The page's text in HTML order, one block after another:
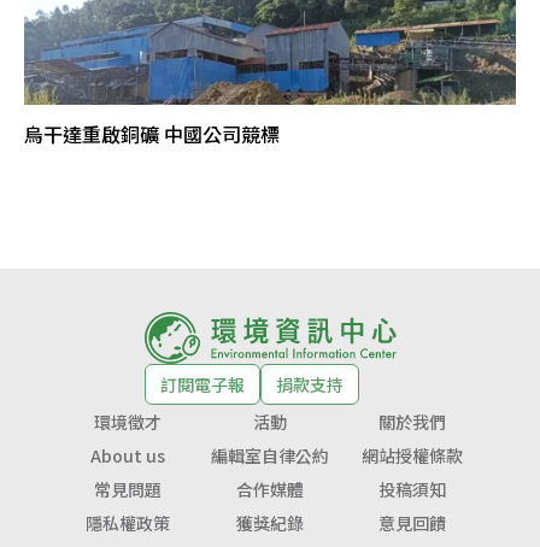
烏干達重啟銅礦 中國公司競標
訂閱電子報
捐款支持
環境徵才
活動
關於我們
About us
編輯室自律公約
網站授權條款
常見問題
合作媒體
投稿須知
隱私權政策
獲獎紀錄 意見回饋